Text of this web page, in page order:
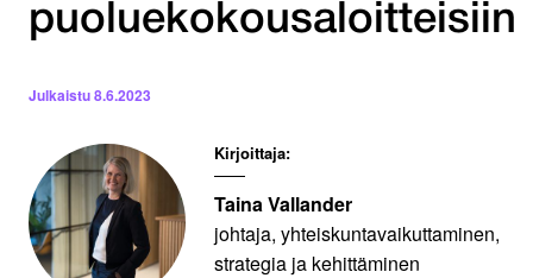
puoluekokousaloitteisiin
Julkaistu8.6.2023
Kirjoittaja:
Taina Vallander
johtaja, yhteiskuntavaikuttaminen,
strategia ja kehittäminen